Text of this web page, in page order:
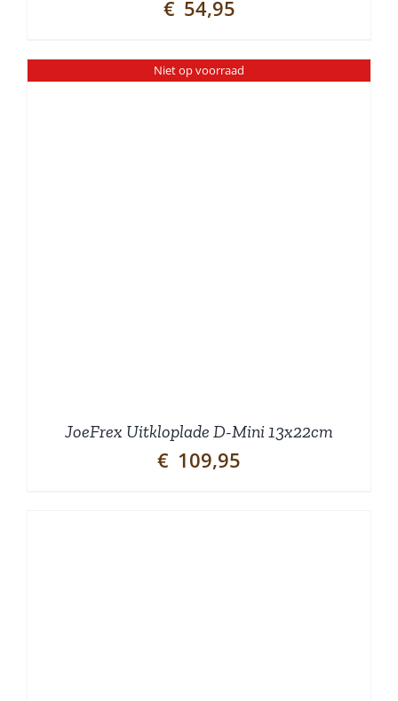
€ 54,95
Niet op voorraad
JoeFrex Uitkloplade D-Mini 13x22cm
€ 109,95